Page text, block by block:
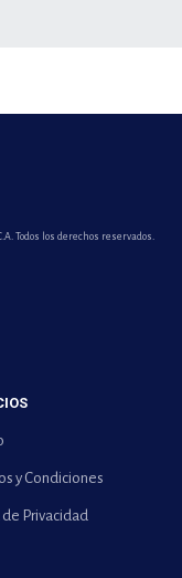
Todos los derechos reservados.
y Condiciones
de Privacidad